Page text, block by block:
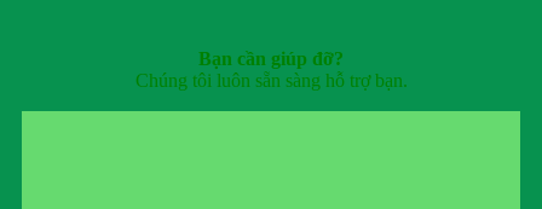
Bạn cần giúp đỡ?
Chúng tôi luôn sẵn sàng hỗ trợ bạn.